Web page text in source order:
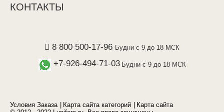
КОНТАКТЫ
8 800 500-17-96 Будни с 9 до 18 МСК
+7-926-494-71-03 Будни с 9 до 18 МСК
Условия Заказа Карта сайта категорий
Карта сайта